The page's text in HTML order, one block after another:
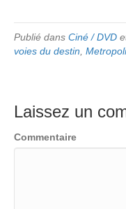
Publié dans Ciné / DVD
voies du destin
Laissez un
Commentaire